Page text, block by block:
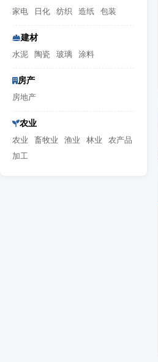
家电 日化 纺织 造纸 包装
建材
水泥 陶瓷 玻璃 涂料
房产
房地产
农业
农业 畜牧业 渔业 林业
农产品
加工